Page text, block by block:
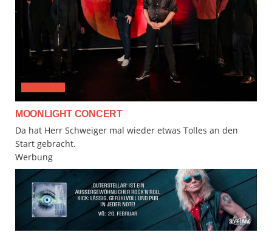
MOONLIGHT CONCERT
Da hat Herr Schweiger mal wieder etwas Tolles an den
Start gebracht.
Werbung